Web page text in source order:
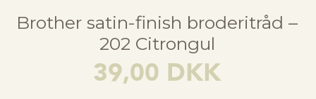
Brother satin-finish broderitråd –
202 Citrongul
39,00 DKK